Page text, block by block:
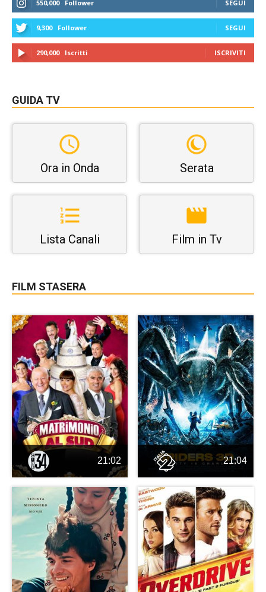
550,000 Follower SEGUI
9,300 Follower SEGUI
290,000 Iscritti ISCRIVITI
GUIDA TV
Ora in Onda Serata
Lista Canali Film in Tv
FILM STASERA
21:02 21:04